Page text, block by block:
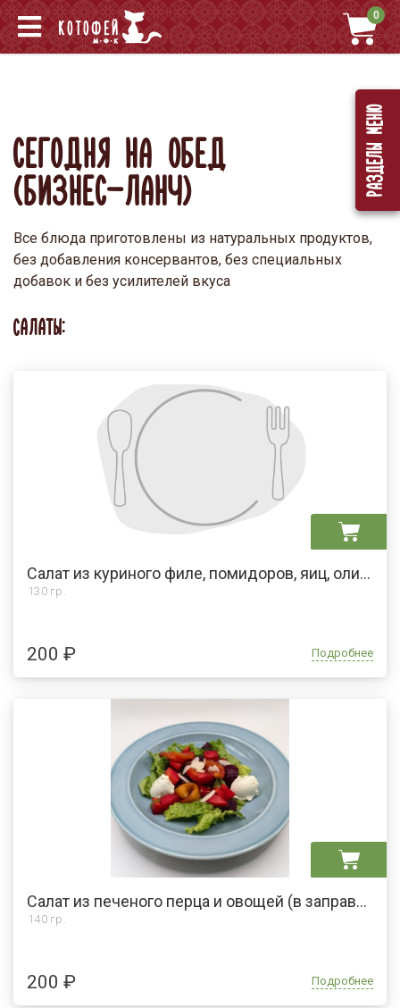
0
Разделы меню
СЕГОДНЯ НА ОБЕД
(БИЗНЕС-ЛАНЧ)
Все блюда приготовлены из натуральных продуктов,
без добавления консервантов, без специальных
добавок и без усилителей вкуса
САЛАТЫ:
Салат из куриного филе, помидоров, яиц, оливок и майонеза
130 гр.
200 ₽ Подробнее
Салат из печеного перца и овощей (в заправке есть мед)
140 гр.
200 ₽ Подробнее